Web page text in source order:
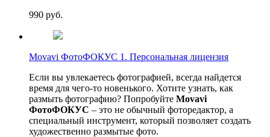
990 руб.
Movavi ФотоФОКУС 1. Персональная лицензия
Если вы увлекаетесь фотографией, всегда найдется
время для чего-то новенького. Хотите узнать, как
размыть фотографию? Попробуйте Movavi
ФотоФОКУС – это не обычный фоторедактор, а
специальный инструмент, который позволяет создать
художественно размытые фото.